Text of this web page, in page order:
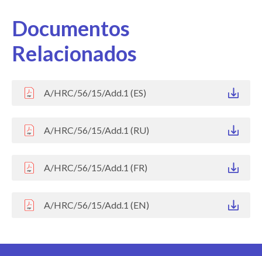
Documentos
Relacionados
A/HRC/56/15/Add.1 (ES)
A/HRC/56/15/Add.1 (RU)
A/HRC/56/15/Add.1 (FR)
A/HRC/56/15/Add.1 (EN)